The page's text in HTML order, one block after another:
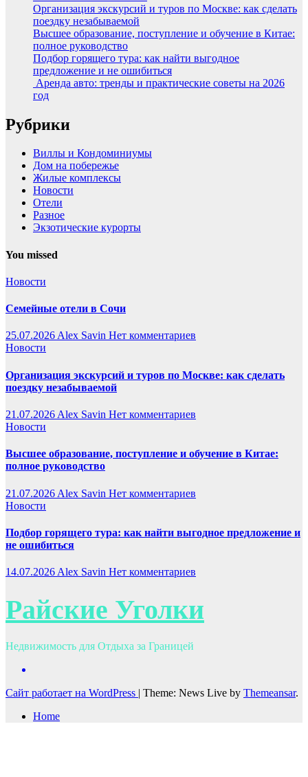
Организация экскурсий и туров по Москве: как сделать
поездку незабываемой
Высшее образование, поступление и обучение в Китае:
полное руководство
Подбор горящего тура: как найти выгодное
предложение и не ошибиться
Аренда авто: тренды и практические советы на 2026
год
Рубрики
Виллы и Кондоминиумы
Дом на побережье
Жилые комплексы
Новости
Отели
Разное
Экзотические курорты
You missed
Новости
Семейные отели в Сочи
25.07.2026Alex Savin Нет комментариев
Новости
Организация экскурсий и туров по Москве: как сделать
поездку незабываемой
21.07.2026 Alex Savin Нет комментариев
Новости
Высшее образование, поступление и обучение в Китае:
полное руководство
21.07.2026 Alex Savin Нет комментариев
Новости
Подбор горящего тура: как найти выгодное предложение и
не ошибиться
14.07.2026 Alex Savin Нет комментариев
Райские Уголки
Недвижимость для Отдыха за Границей
Сайт работает на WordPress | Theme: News Live by Themeansar.
Home